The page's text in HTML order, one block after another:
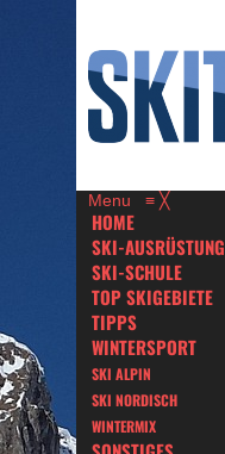
Menu ≡ ╳
HOME
SKI-AUSRÜSTUNG
SKI-SCHULE
TOP SKIGEBIETE
TIPPS
WINTERSPORT
SKI ALPIN
SKI NORDISCH
WINTERMIX